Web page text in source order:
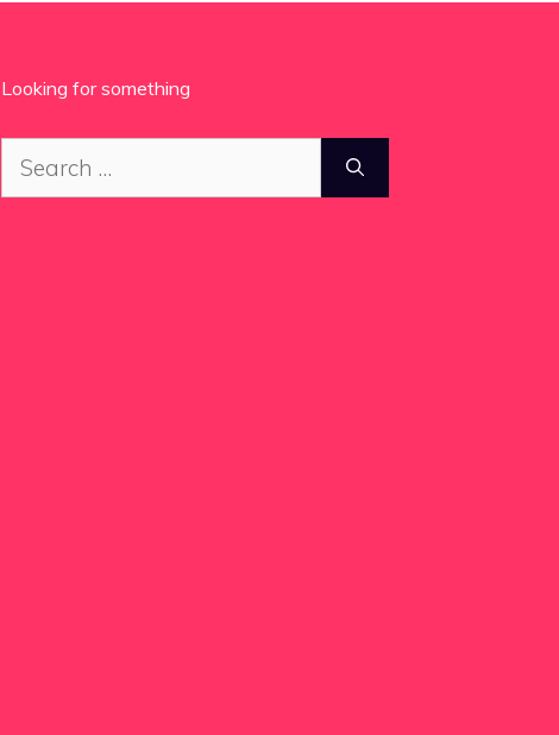
Looking for something
Search
for: